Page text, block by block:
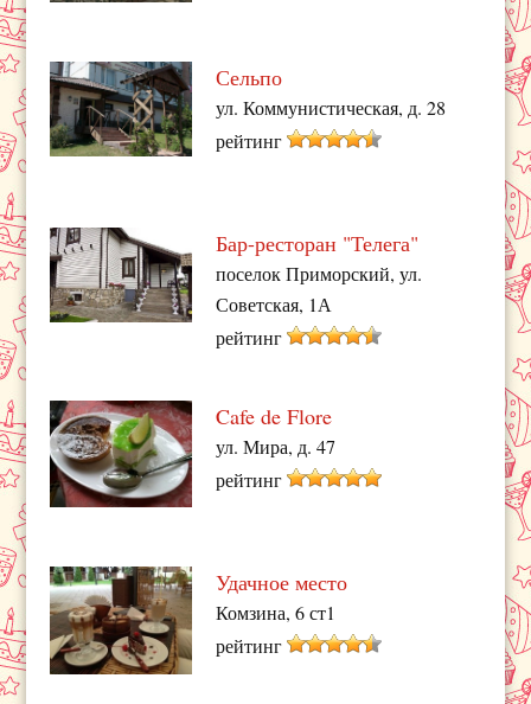
Сельпо
ул. Коммунистическая, д. 28
рейтинг
Бар-ресторан "Телега"
поселок Приморский, ул.
Советская, 1А
рейтинг
Cafe de Flore
ул. Мира, д. 47
рейтинг
Удачное место
Комзина, 6 ст1
рейтинг